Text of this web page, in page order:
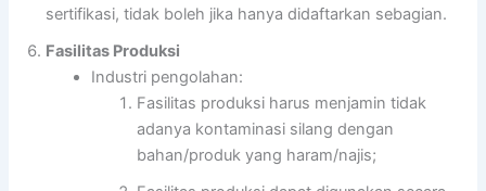
sertifikasi, tidak boleh jika hanya didaftarkan sebagian.
Fasilitas Produksi
Industri pengolahan:
Fasilitas produksi harus menjamin tidak
adanya kontaminasi silang dengan
bahan/produk yang haram/najis;